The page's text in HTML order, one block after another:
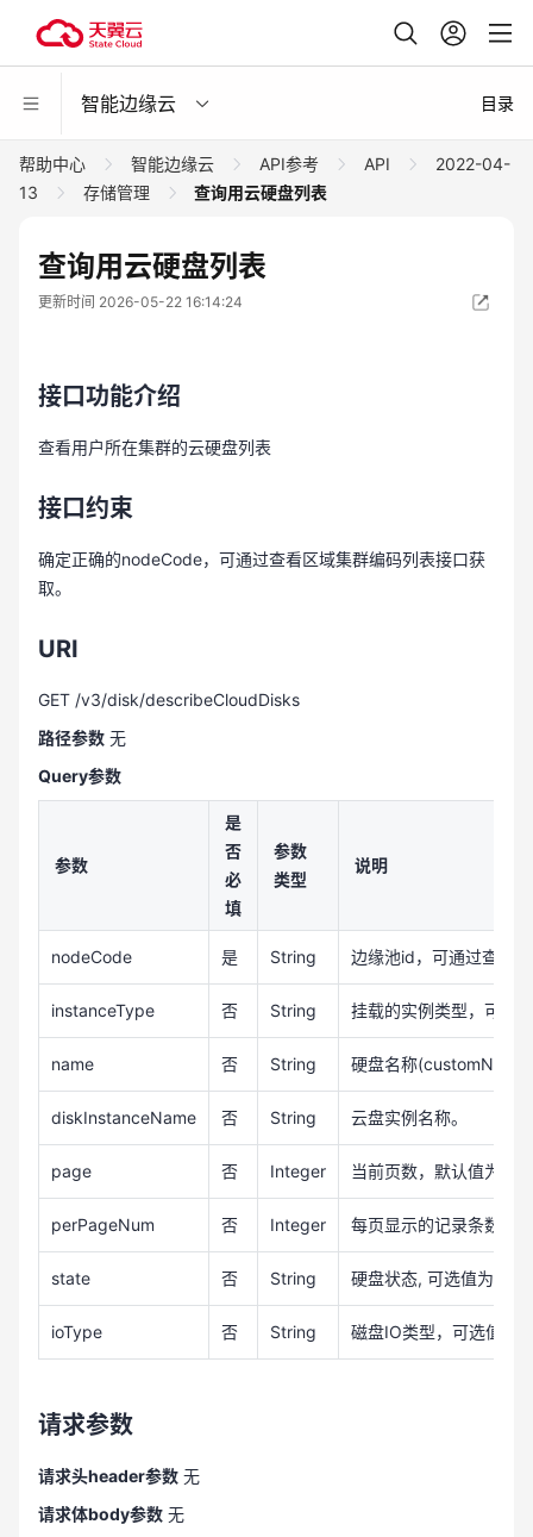
智能边缘云 目录
帮助中心 智能边缘云 API参考 API
2022-04-
13
存储管理 查询用云硬盘列表
查询用云硬盘列表
更新时间 2026-05-22 16:14:24
接口功能介绍
查看用户所在集群的云硬盘列表
接口约束
确定正确的nodeCode，可通过查看区域集群编码列表接口获
取。
URI
GET /v3/disk/describeCloudDisks
路径参数 无
Query参数
参数
是
否
必
填
参数
类型
说明
nodeCode 是 String 边缘池id，可通过查看
instanceType 否 String 挂载的实例类型，可选
name 否 String 硬盘名称
diskInstanceName 否 String 云盘实例名称。
page 否 Integer 当前页数，默认值为1。
perPageNum 否 Integer 每页显示的记录条数，
state 否 String 硬盘状态, 可选值为：
ioType 否 String 磁盘IO类型，可选值为
请求参数
请求头header参数 无
请求体body参数 无